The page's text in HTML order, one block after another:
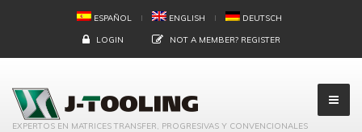
ESPAÑOL ENGLISH DEUTSCH
LOGIN NOT A MEMBER? REGISTER
EXPERTOS EN MATRICES TRANSFER, PROGRESIVAS Y CONVENCIONALES